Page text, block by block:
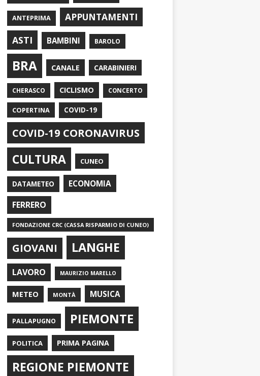
ANTEPRIMA
APPUNTAMENTI
ASTI
BAMBINI BAROLO
BRA CANALE CARABINIERI
CHERASCO CICLISMO CONCERTO
COPERTINA COVID-19
COVID-19 CORONAVIRUS
CULTURA CUNEO
DATAMETEO ECONOMIA
FERRERO
FONDAZIONE CRC (CASSA RISPARMIO DI CUNEO)
GIOVANI LANGHE
LAVORO MAURIZIO MARELLO
METEO MONTÀ MUSICA
PALLAPUGNO PIEMONTE
POLITICA PRIMA PAGINA
REGIONE PIEMONTE